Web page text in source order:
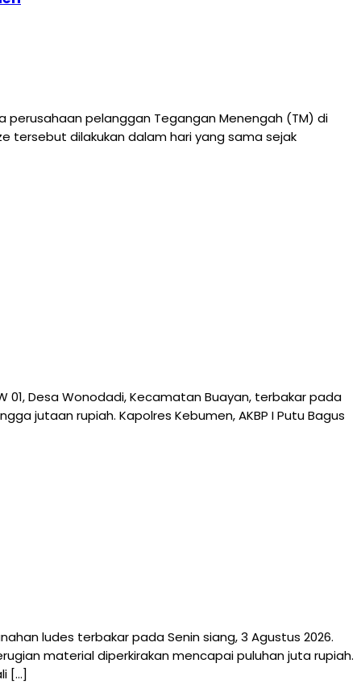
perusahaan pelanggan Tegangan Menengah (TM) di
tersebut dilakukan dalam hari yang sama sejak
01, Desa Wonodadi, Kecamatan Buayan, terbakar pada
jutaan rupiah. Kapolres Kebumen, AKBP I Putu Bagus
ludes terbakar pada Senin siang, 3 Agustus 2026.
material diperkirakan mencapai puluhan juta rupiah.
[…]